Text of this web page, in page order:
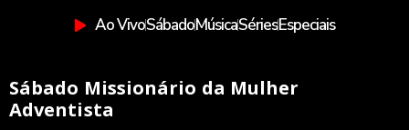
Ao VivoSábadoMúsicaSériesEspeciais
Sábado Missionário da Mulher
Adventista